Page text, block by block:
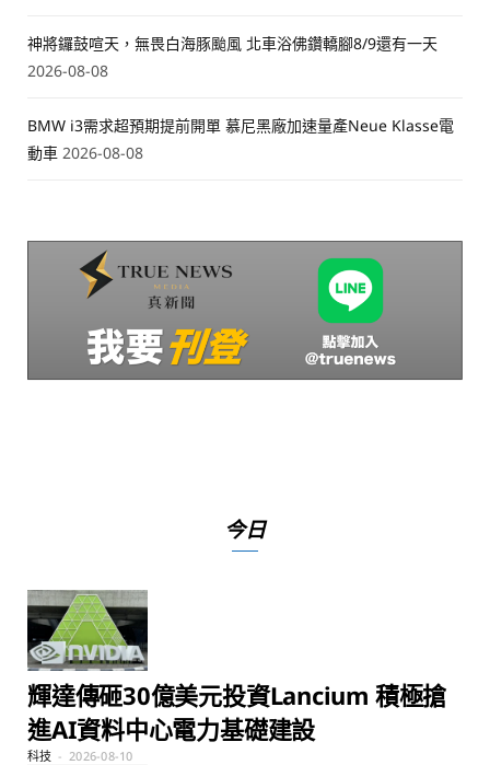
神將鑼鼓喧天，無畏白海豚颱風 北車浴佛鑽轎腳8/9還有一天
2026-08-08
BMW i3需求超預期提前開單 慕尼黑廠加速量產Neue Klasse電
動車 2026-08-08
今日
輝達傳砸30億美元投資Lancium 積極搶
進AI資料中心電力基礎建設
科技 2026-08-10